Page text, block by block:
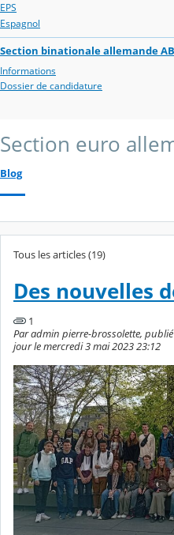
EPS
Espagnol
Section binationale allemande
Informations
Dossier de candidature
Section euro
Blog
Tous les articles (19)
Des nouvelles
1
Par admin pierre-brossolette,
jour le mercredi 3 mai 2023 23:12